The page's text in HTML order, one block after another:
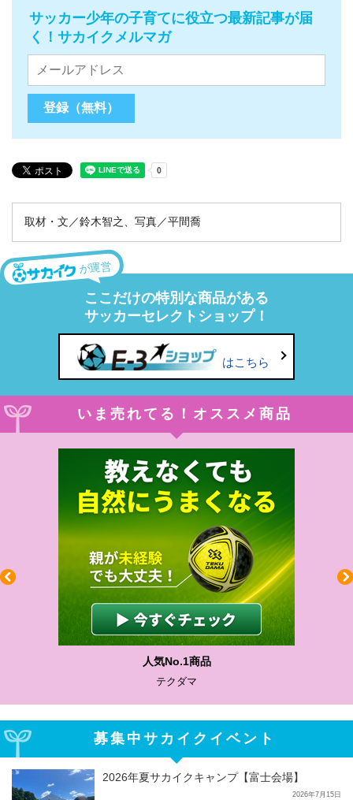
サッカー少年の子育てに役立つ最新記事が届
く！サカイクメルマガ
取材・文／鈴木智之、写真／平間喬
が運営
ここだけの特別な商品がある
サッカーセレクトショップ！
はこちら
いま売れてる！オススメ商品
人気No.1商品
テクダマ
募集中サカイクイベント
2026年夏サカイクキャンプ【富士会場】
2026年7月15日